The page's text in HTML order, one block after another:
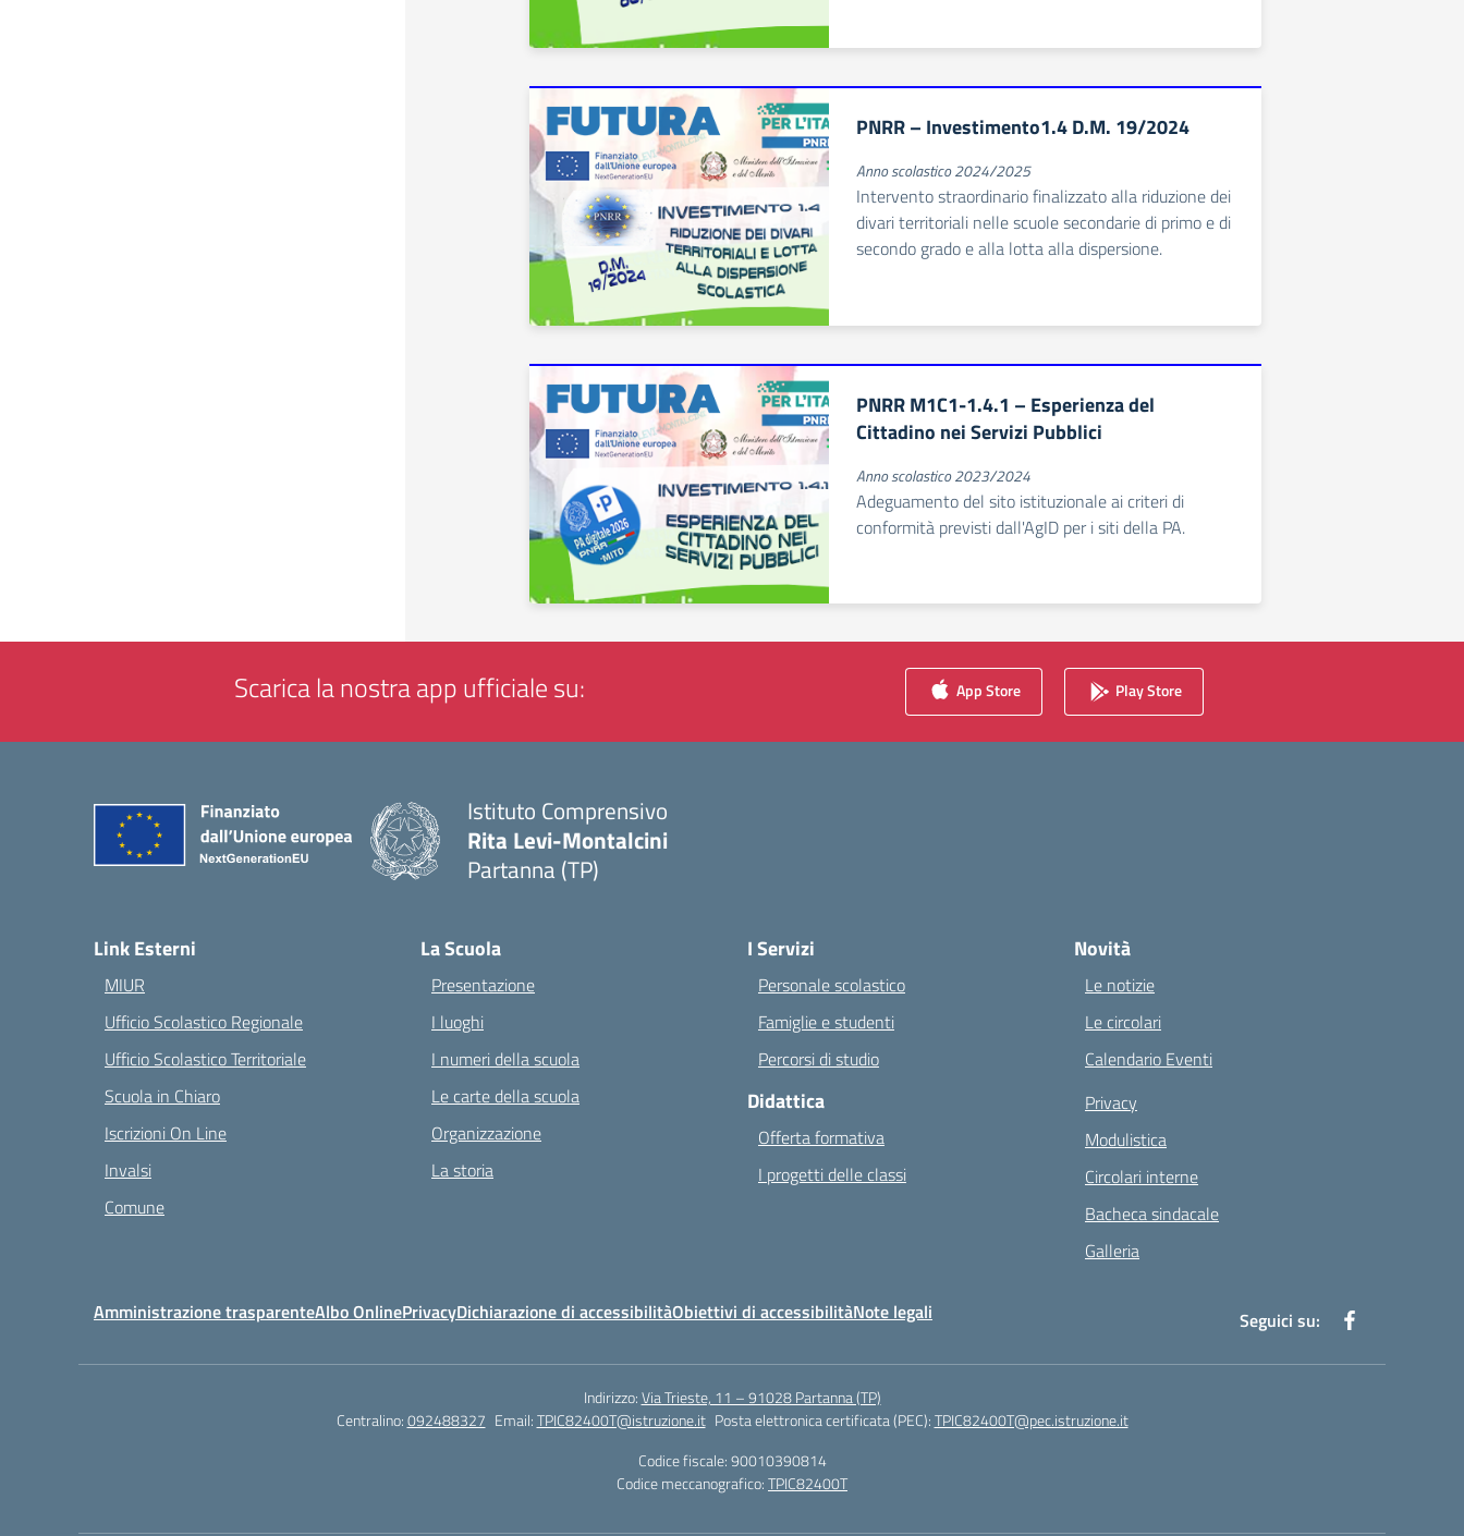
PNRR – Investimento1.4 D.M. 19/2024
Anno scolastico 2024/2025
Intervento straordinario finalizzato alla riduzione dei
divari territoriali nelle scuole secondarie di primo e di
secondo grado e alla lotta alla dispersione.
PNRR M1C1-1.4.1 – Esperienza del
Cittadino nei Servizi Pubblici
Anno scolastico 2023/2024
Adeguamento del sito istituzionale ai criteri di
conformità previsti dall'AgID per i siti della PA.
Scarica la nostra app ufficiale su: App Store Play Store
Istituto Comprensivo
Rita Levi-Montalcini
Partanna (TP)
Link Esterni
MIUR
Ufficio Scolastico Regionale
Ufficio Scolastico Territoriale
Scuola in Chiaro
Iscrizioni On Line
Invalsi
Comune
La Scuola
Presentazione
I luoghi
I numeri della scuola
Le carte della scuola
Organizzazione
La storia
I Servizi
Personale scolastico
Famiglie e studenti
Percorsi di studio
Didattica
Offerta formativa
I progetti delle classi
Novità
Le notizie
Le circolari
Calendario Eventi
Privacy
Modulistica
Circolari interne
Bacheca sindacale
Galleria
Amministrazione trasparenteAlbo OnlinePrivacyDichiarazione di accessibilitàObiettivi di accessibilitàNote legali Seguici su:
Indirizzo:Via Trieste, 11 – 91028 Partanna (TP)
Centralino:092488327 Email:TPIC82400T@istruzione.it Posta elettronica certificata (PEC):TPIC82400T@pec.istruzione.it
Codice fiscale: 90010390814
Codice meccanografico:TPIC82400T